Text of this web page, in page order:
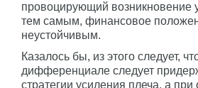
провоцирующий возникновение
тем самым, финансовое
неустойчивым.
Казалось бы, из этого следует,
дифференциале следует
стратегии усиления плеча, а